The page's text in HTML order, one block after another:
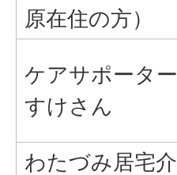
原在住の方）
ケアサポーター
すけさん
わたづみ居宅介